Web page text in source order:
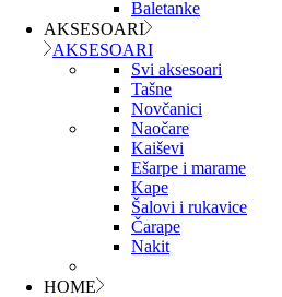
Baletanke
AKSESOARI
AKSESOARI
Svi aksesoari
Tašne
Novčanici
Naočare
Kaiševi
Ešarpe i marame
Kape
Šalovi i rukavice
Čarape
Nakit
HOME